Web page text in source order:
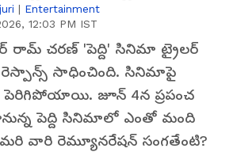
| Entertainment
12:03 PM IST
రామ్ చరణ్ 'పెద్ది' సినిమా ట్రైలర్
సాధించింది. సినిమాపై
జూన్ 4న ప్రపంచ
పెద్ది సినిమాలో ఎంతో మంది
మరి వారి రెమ్యూనరేషన్ సంగతేంటి?